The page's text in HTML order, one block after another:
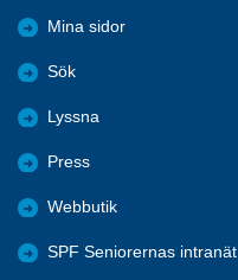
Mina sidor
Sök
Lyssna
Press
Webbutik
SPF Seniorernas intranät